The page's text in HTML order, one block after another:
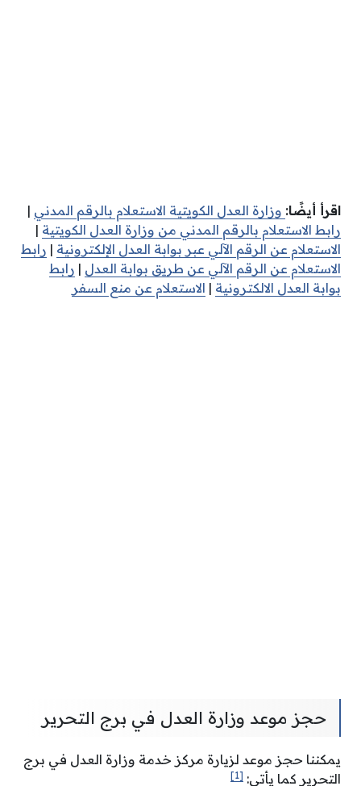
اقرأ أيضًا: وزارة العدل الكويتية الاستعلام بالرقم المدني |
رابط الاستعلام بالرقم المدني من وزارة العدل الكويتية |
الاستعلام عن الرقم الآلي عبر بوابة العدل الإلكترونية | رابط
الاستعلام عن الرقم الآلي عن طريق بوابة العدل | رابط
بوابة العدل الالكترونية | الاستعلام عن منع السفر
حجز موعد وزارة العدل في برج التحرير
يمكننا حجز موعد لزيارة مركز خدمة وزارة العدل في برج
التحرير كما يأتي: [1]